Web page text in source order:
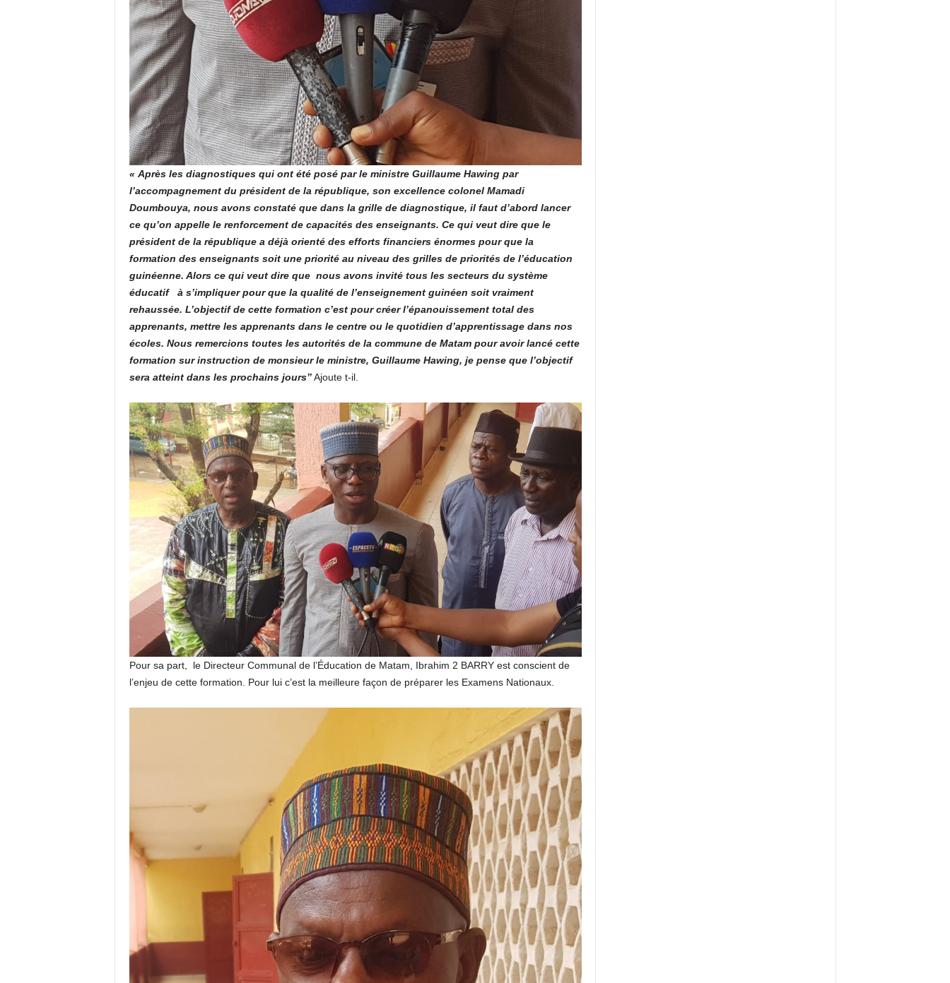
« Après les diagnostiques qui ont été posé par le ministre Guillaume Hawing par
l’accompagnement du président de la république, son excellence colonel Mamadi
Doumbouya, nous avons constaté que dans la grille de diagnostique, il faut d’abord lancer
ce qu’on appelle le renforcement de capacités des enseignants. Ce qui veut dire que le
président de la république a déjà orienté des efforts financiers énormes pour que la
formation des enseignants soit une priorité au niveau des grilles de priorités de l’éducation
guinéenne. Alors ce qui veut dire que nous avons invité tous les secteurs du système
éducatif à s’impliquer pour que la qualité de l’enseignement guinéen soit vraiment
rehaussée. L’objectif de cette formation c’est pour créer l’épanouissement total des
apprenants, mettre les apprenants dans le centre ou le quotidien d’apprentissage dans nos
écoles. Nous remercions toutes les autorités de la commune de Matam pour avoir lancé cette
formation sur instruction de monsieur le ministre, Guillaume Hawing, je pense que l’objectif
sera atteint dans les prochains jours’’Ajoute t-il.
Pour sa part, le Directeur Communal de l’Éducation de Matam, Ibrahim 2 BARRY est conscient de
l’enjeu de cette formation. Pour lui c’est la meilleure façon de préparer les Examens Nationaux.